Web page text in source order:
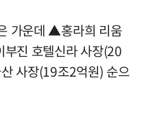
가운데 ▲홍라희 리움
진 호텔신라 사장(20
사장(19조2억원) 순으